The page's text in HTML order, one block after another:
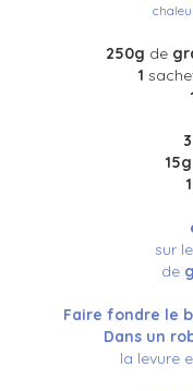
250g de
1
15g
sur
de
Faire fondre le
Dans un
la levure